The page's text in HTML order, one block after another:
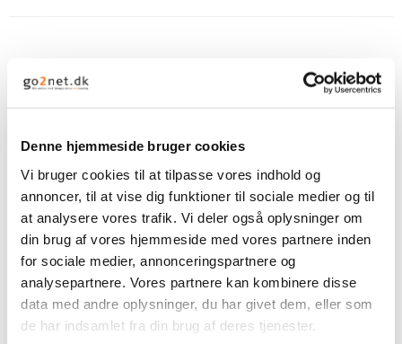
Denne hjemmeside bruger cookies
Vi bruger cookies til at tilpasse vores indhold og
annoncer, til at vise dig funktioner til sociale medier og til
at analysere vores trafik. Vi deler også oplysninger om
din brug af vores hjemmeside med vores partnere inden
for sociale medier, annonceringspartnere og
analysepartnere. Vores partnere kan kombinere disse
data med andre oplysninger, du har givet dem, eller som
de har indsamlet fra din brug af deres tjenester.
Relaterede produkter
By Permin Scarlet -